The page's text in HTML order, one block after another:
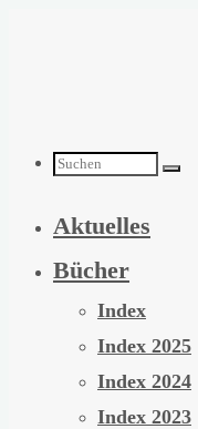
Suchen
nach:
Aktuelles
Bücher
Index
Index 2025
Index 2024
Index 2023